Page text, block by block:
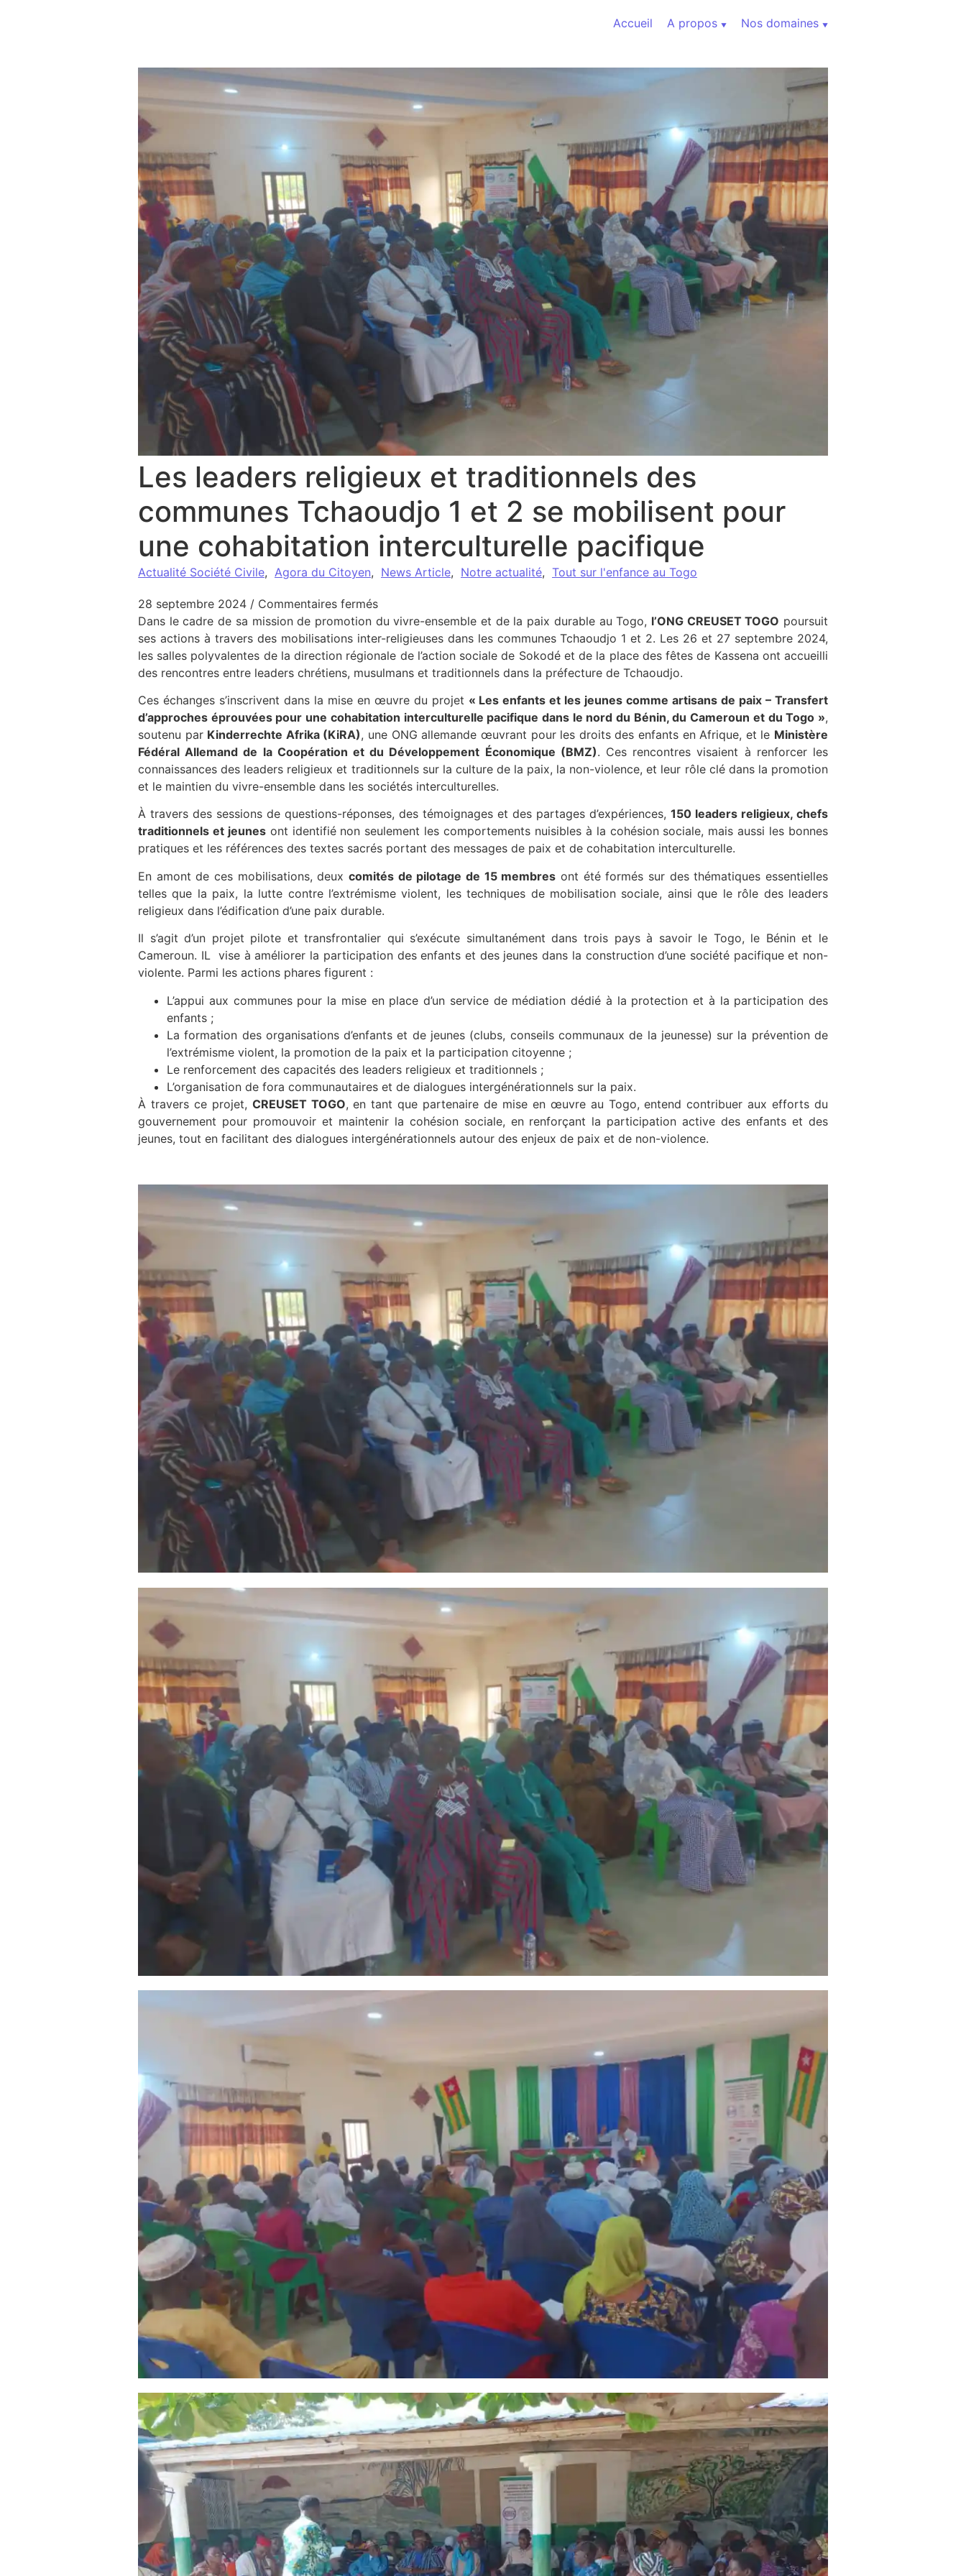
Accueil
A propos Nos domaines
Les leaders religieux et traditionnels des
communes Tchaoudjo 1 et 2 se mobilisent pour
une cohabitation interculturelle pacifique
Actualité Société Civile, Agora du Citoyen, News Article, Notre actualité, Tout sur l'enfance au Togo
28 septembre 2024 / Commentaires ferméssur Les leaders religieux et traditionnels des communes Tchaoudjo 1 et 2 se mobilisent pour une
Dans le cadre de sa mission de promotion du vivre-ensemble et de la paix durable au Togo, l’ONG CREUSET TOGO poursuit
ses actions à travers des mobilisations inter-religieuses dans les communes Tchaoudjo 1 et 2. Les 26 et 27 septembre 2024,
les salles polyvalentes de la direction régionale de l’action sociale de Sokodé et de la place des fêtes de Kassena ont accueilli
des rencontres entre leaders chrétiens, musulmans et traditionnels dans la préfecture de Tchaoudjo.
Ces échanges s’inscrivent dans la mise en œuvre du projet « Les enfants et les jeunes comme artisans de paix – Transfert
d’approches éprouvées pour une cohabitation interculturelle pacifique dans le nord du Bénin, du Cameroun et du Togo »,
soutenu par Kinderrechte Afrika (KiRA), une ONG allemande œuvrant pour les droits des enfants en Afrique, et le Ministère
Fédéral Allemand de la Coopération et du Développement Économique (BMZ). Ces rencontres visaient à renforcer les
connaissances des leaders religieux et traditionnels sur la culture de la paix, la non-violence, et leur rôle clé dans la promotion
et le maintien du vivre-ensemble dans les sociétés interculturelles.
À travers des sessions de questions-réponses, des témoignages et des partages d’expériences, 150 leaders religieux, chefs
traditionnels et jeunesont identifié non seulement les comportements nuisibles à la cohésion sociale, mais aussi les bonnes
pratiques et les références des textes sacrés portant des messages de paix et de cohabitation interculturelle.
En amont de ces mobilisations, deux comités de pilotage de 15 membres ont été formés sur des thématiques essentielles
telles que la paix, la lutte contre l’extrémisme violent, les techniques de mobilisation sociale, ainsi que le rôle des leaders
religieux dans l’édification d’une paix durable.
Il s’agit d’un projet pilote et transfrontalier qui s’exécute simultanément dans trois pays à savoir le Togo, le Bénin et le
Cameroun. IL vise à améliorer la participation des enfants et des jeunes dans la construction d’une société pacifique et non-
violente. Parmi les actions phares figurent :
L’appui aux communes pour la mise en place d’un service de médiation dédié à la protection et à la participation des
enfants ;
La formation des organisations d’enfants et de jeunes (clubs, conseils communaux de la jeunesse) sur la prévention de
l’extrémisme violent, la promotion de la paix et la participation citoyenne ;
Le renforcement des capacités des leaders religieux et traditionnels ;
L’organisation de fora communautaires et de dialogues intergénérationnels sur la paix.
À travers ce projet, CREUSET TOGO, en tant que partenaire de mise en œuvre au Togo, entend contribuer aux efforts du
gouvernement pour promouvoir et maintenir la cohésion sociale, en renforçant la participation active des enfants et des
jeunes, tout en facilitant des dialogues intergénérationnels autour des enjeux de paix et de non-violence.